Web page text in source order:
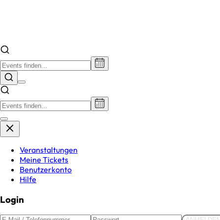
Veranstaltungen
Meine Tickets
Benutzerkonto
Hilfe
Login